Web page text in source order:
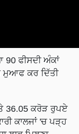
ਫੀਸਦੀ ਅੰਕਾਂ
ਮੁਆਫ ਕਰ ਦਿੱਤੀ
ਕਾਲਜਾਂ 'ਚ ਪੜ੍ਹ
ਲਾਭ ਮਿਲਣਾ